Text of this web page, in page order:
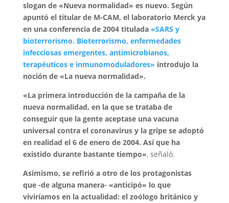
slogan de «Nueva normalidad» es nuevo. Según
apuntó el titular de M-CAM, el laboratorio Merck ya
en una conferencia de 2004 titulada «SARS y
bioterrorismo. Bioterrorismo, enfermedades
infecciosas emergentes, antimicrobianos,
terapéuticos e inmunomoduladores» introdujo la
noción de «La nueva normalidad».
«La primera introducción de la campaña de la
nueva normalidad, en la que se trataba de
conseguir que la gente aceptase una vacuna
universal contra el coronavirus y la gripe se adoptó
en realidad el 6 de enero de 2004. Así que ha
existido durante bastante tiempo», señaló.
Asimismo, se refirió a otro de los protagonistas
que -de alguna manera- «anticipó» lo que
viviríamos en la actualidad: el zoólogo británico y